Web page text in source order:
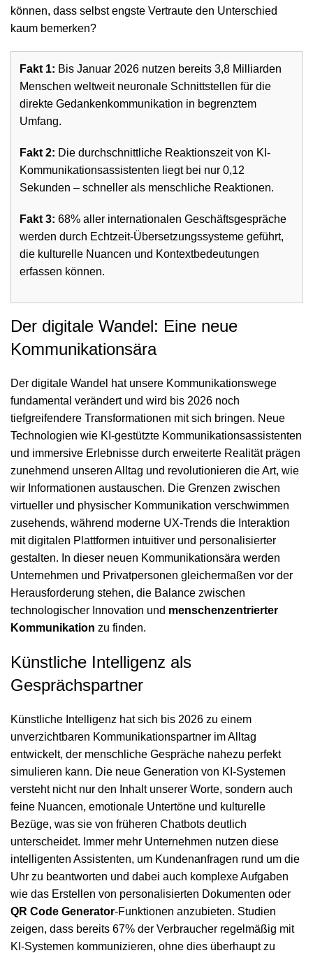
können, dass selbst engste Vertraute den Unterschied
kaum bemerken?
Fakt 1: Bis Januar 2026 nutzen bereits 3,8 Milliarden
Menschen weltweit neuronale Schnittstellen für die
direkte Gedankenkommunikation in begrenztem
Umfang.
Fakt 2: Die durchschnittliche Reaktionszeit von KI-
Kommunikationsassistenten liegt bei nur 0,12
Sekunden – schneller als menschliche Reaktionen.
Fakt 3: 68% aller internationalen Geschäftsgespräche
werden durch Echtzeit-Übersetzungssysteme geführt,
die kulturelle Nuancen und Kontextbedeutungen
erfassen können.
Der digitale Wandel: Eine neue
Kommunikationsära
Der digitale Wandel hat unsere Kommunikationswege
fundamental verändert und wird bis 2026 noch
tiefgreifendere Transformationen mit sich bringen. Neue
Technologien wie KI-gestützte Kommunikationsassistenten
und immersive Erlebnisse durch erweiterte Realität prägen
zunehmend unseren Alltag und revolutionieren die Art, wie
wir Informationen austauschen. Die Grenzen zwischen
virtueller und physischer Kommunikation verschwimmen
zusehends, während moderne UX-Trends die Interaktion
mit digitalen Plattformen intuitiver und personalisierter
gestalten. In dieser neuen Kommunikationsära werden
Unternehmen und Privatpersonen gleichermaßen vor der
Herausforderung stehen, die Balance zwischen
technologischer Innovation und menschenzentrierter
Kommunikation zu finden.
Künstliche Intelligenz als
Gesprächspartner
Künstliche Intelligenz hat sich bis 2026 zu einem
unverzichtbaren Kommunikationspartner im Alltag
entwickelt, der menschliche Gespräche nahezu perfekt
simulieren kann. Die neue Generation von KI-Systemen
versteht nicht nur den Inhalt unserer Worte, sondern auch
feine Nuancen, emotionale Untertöne und kulturelle
Bezüge, was sie von früheren Chatbots deutlich
unterscheidet. Immer mehr Unternehmen nutzen diese
intelligenten Assistenten, um Kundenanfragen rund um die
Uhr zu beantworten und dabei auch komplexe Aufgaben
wie das Erstellen von personalisierten Dokumenten oder
QR Code Generator-Funktionen anzubieten. Studien
zeigen, dass bereits 67% der Verbraucher regelmäßig mit
KI-Systemen kommunizieren, ohne dies überhaupt zu